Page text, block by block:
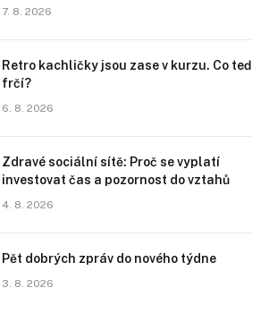
7. 8. 2026
Retro kachličky jsou zase v kurzu. Co teď
frčí?
6. 8. 2026
Zdravé sociální sítě: Proč se vyplatí
investovat čas a pozornost do vztahů
4. 8. 2026
Pět dobrých zpráv do nového týdne
3. 8. 2026